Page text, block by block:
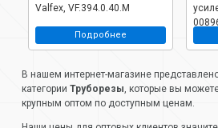
Valfex, VF.394.0.40.M
Подробнее
В нашем интернет-магазине
категории Труборезы , которые вы
крупным оптом по доступным ценам.